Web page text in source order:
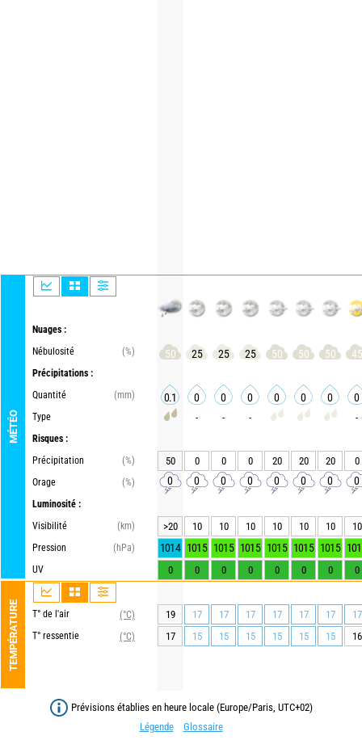
MÉTÉO
Nuages :
Nébulosité
(%)
Précipitations :
Quantité
(mm)
Type
Risques :
Précipitation
(%)
Orage
(%)
Luminosité :
Visibilité
(km)
Pression
(hPa)
UV
TEMPÉRATURE T° de l'air
(°C)
T° ressentie
(°C)
50 25 25 25 50 50 50 45
0.1 0 0 0 0 0 0 0
- - - -
50 0 0 0 20 20 20 0
0 0 0 0 0 0 0 0
>20 10 10 10 10 10 10 10
1014 1015 1015 1015 1015 1015 1015
0 0 0 0 0 0 0 0
19 17 17 17 17 17 17
17
17
15 15 15 15 15 15 16
Prévisions établies en heure locale (Europe/Paris, UTC+02)
Légende
Glossaire